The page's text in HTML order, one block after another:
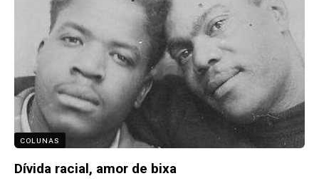
COLUNAS
Dívida racial, amor de bixa